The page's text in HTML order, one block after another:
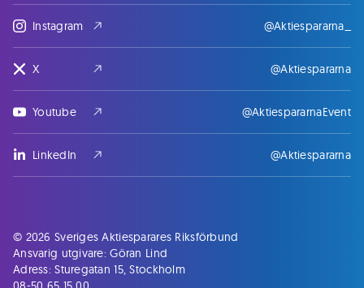
Instagram @Aktiespararna_
X @Aktiespararna
Youtube @AktiespararnaEvent
LinkedIn @Aktiespararna
© 2026 Sveriges Aktiesparares Riksförbund
Ansvarig utgivare: Göran Lind
Adress: Sturegatan 15, Stockholm